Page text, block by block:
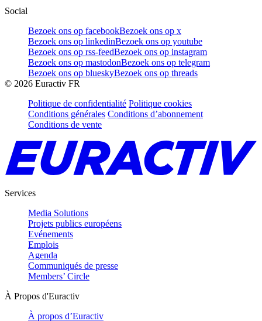
Social
Bezoek ons op facebookBezoek ons op x
Bezoek ons op linkedinBezoek ons op youtube
Bezoek ons op rss-feedBezoek ons op instagram
Bezoek ons op mastodonBezoek ons op telegram
Bezoek ons op blueskyBezoek ons op threads
© 2026 Euractiv FR
Politique de confidentialité Politique cookies
Conditions générales Conditions d’abonnement
Conditions de vente
Services
Media Solutions
Projets publics européens
Evénements
Emplois
Agenda
Communiqués de presse
Members’ Circle
À Propos d'Euractiv
À propos d’Euractiv